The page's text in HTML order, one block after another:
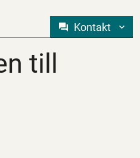
till
Kontakt
till